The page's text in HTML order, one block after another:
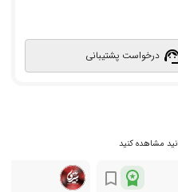
درخواست پشتیبانی
مشاهده کنید
workspace_premium
bookmark_border